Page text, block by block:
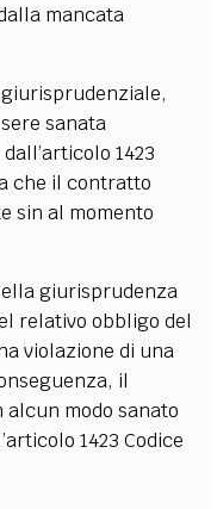
mancata
sanata
1423
che il contratto
sin al momento
giurisprudenza
relativo obbligo del
violazione di una
il
modo sanato
1423 Codice